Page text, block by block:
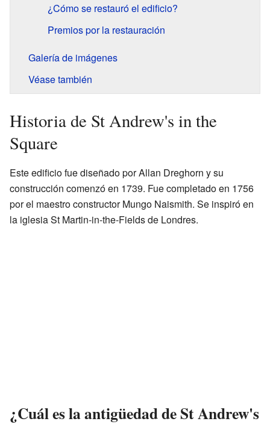
¿Cómo se restauró el edificio?
Premios por la restauración
Galería de imágenes
Véase también
Historia de St Andrew's in the
Square
Este edificio fue diseñado por Allan Dreghorn y su
construcción comenzó en 1739. Fue completado en 1756
por el maestro constructor Mungo Naismith. Se inspiró en
la iglesia St Martin-in-the-Fields de Londres.
¿Cuál es la antigüedad de St Andrew's